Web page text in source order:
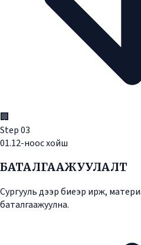
🏢
Step03
01.12-ноос хойш
БАТАЛГААЖУУЛАЛТ
Сургууль дээр биеэр ирж,
баталгаажуулна.